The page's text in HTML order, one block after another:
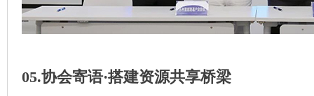
05.协会寄语·搭建资源共享桥梁